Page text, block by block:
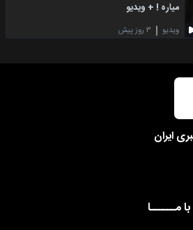
میاره ! + ویدیو
ویدیو ۳ روز پیش
ایران
مــــــا